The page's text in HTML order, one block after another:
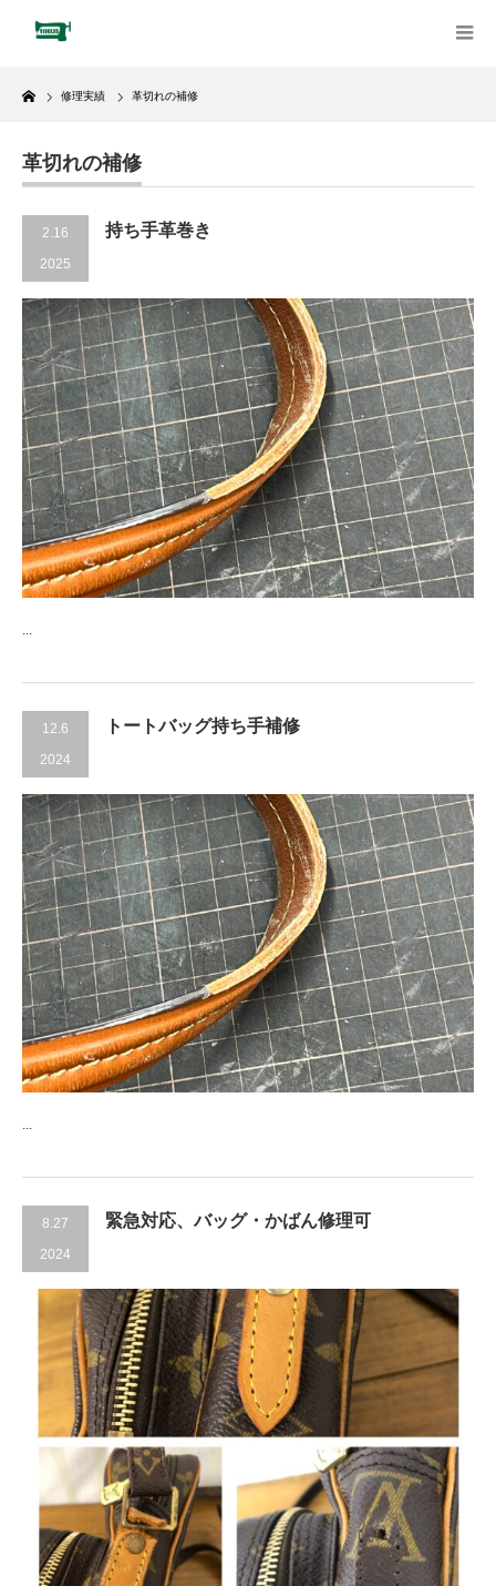
Home
修理実績 革切れの補修
革切れの補修
2.16
2025
持ち手革巻き
12.6
2024
トートバッグ持ち手補修
...
8.27
2024
緊急対応、バッグ・かばん修理可